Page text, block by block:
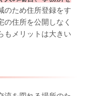
のため住所登録をす
の住所を公開しなく
もメリットは大きい